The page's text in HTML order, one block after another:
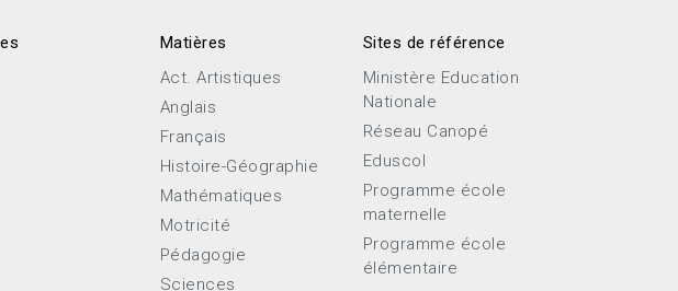
Matières
Act. Artistiques
Anglais
Français
Histoire-Géographie
Mathématiques
Motricité
Pédagogie
Sciences
Sites de référence
Ministère Education
Nationale
Réseau Canopé
Eduscol
Programme école
maternelle
Programme école
élémentaire